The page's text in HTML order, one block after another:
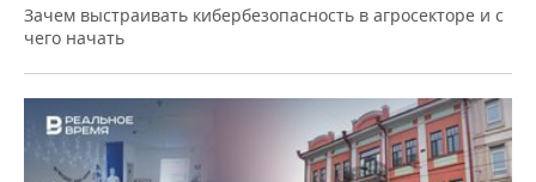
Зачем выстраивать кибербезопасность в агросекторе и с
чего начать